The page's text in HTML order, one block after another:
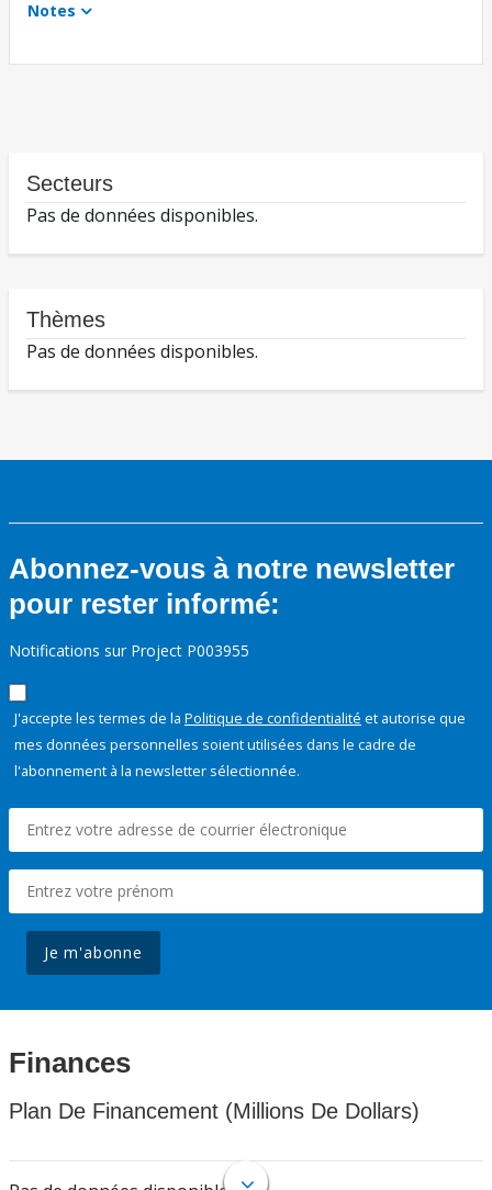
Notes
Secteurs
Pas de données disponibles.
Thèmes
Pas de données disponibles.
Abonnez-vous à notre newsletter
pour rester informé:
Notifications sur Project P003955
J'accepte les termes de la Politique de confidentialité et autorise que
mes données personnelles soient utilisées dans le cadre de
l'abonnement à la newsletter sélectionnée.
Je m'abonne
Finances
Plan De Financement (Millions De Dollars)